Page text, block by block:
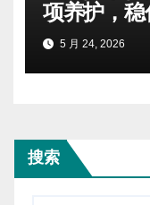
项养护，
5 月 24, 2026
搜索